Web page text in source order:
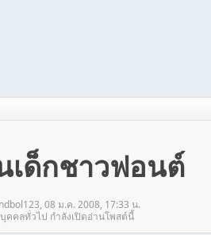
ด็กชาวฟอนต์
08 ม.ค. 2008, 17:33 น.
คคลทั่วไป กำลังเปิดอ่านโพสต์นี้